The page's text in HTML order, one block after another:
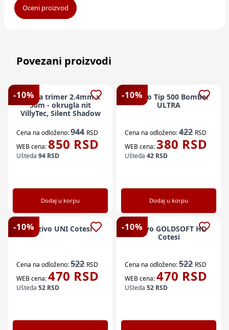
Oceni proizvod
Povezani proizvodi
-10%
Silk za trimer 2.4mm x
50m - okrugla nit
VillyTec, Silent Shadow
Cena na odloženo:944 RSD
WEB cena:850 RSD
Ušteda 94 RSD
Dodaj u korpu
-10%
Vezivo Tip 500 Bomber
ULTRA
Cena na odloženo:422 RSD
WEB cena:380 RSD
Ušteda 42 RSD
Dodaj u korpu
-10%
Vezivo UNI Cotesi
Cena na odloženo:522 RSD
WEB cena:470 RSD
Ušteda 52 RSD
-10%
Vezivo GOLDSOFT HD
Cotesi
Cena na odloženo:522 RSD
WEB cena:470 RSD
Ušteda 52 RSD